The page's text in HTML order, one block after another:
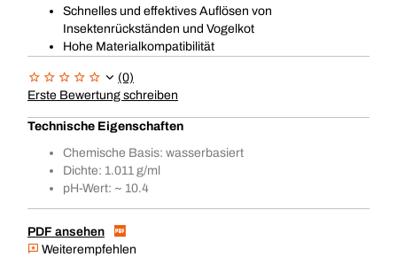
Schnelles und effektives Auflösen von
Insektenrückständen und Vogelkot
Hohe Materialkompatibilität
(0)
Erste Bewertung schreiben
Technische Eigenschaften
Chemische Basis: wasserbasiert
Dichte: 1.011 g/ml
pH-Wert: ~ 10.4
PDF ansehen
Weiterempfehlen